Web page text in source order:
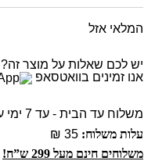
המלאי אזל
יש לכם שאלות על מוצר זה?
אנו זמינים בוואטסאפ
משלוח עד הבית - עד 7 ימי עסקים
עלות משלוח:
משלוחים חינם מעל 299 ש”ח!